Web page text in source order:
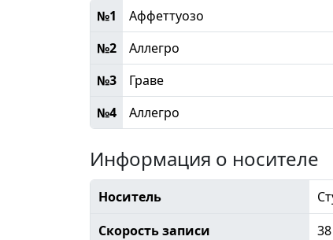
№1
Аффеттуозо
№2
Аллегро
№3
Граве
№4
Аллегро
Информация о носителе
Носитель
Скорость записи